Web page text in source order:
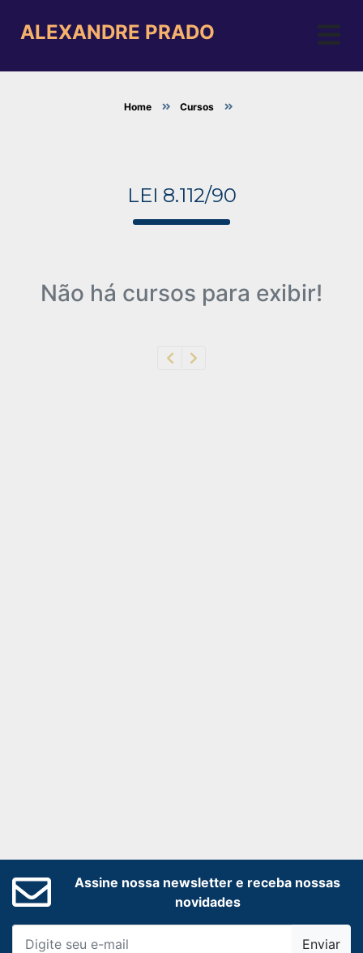
ALEXANDRE PRADO
Home Cursos
LEI 8.112/90
Não há cursos para exibir!
Assine nossa newsletter e receba nossas
novidades
Enviar